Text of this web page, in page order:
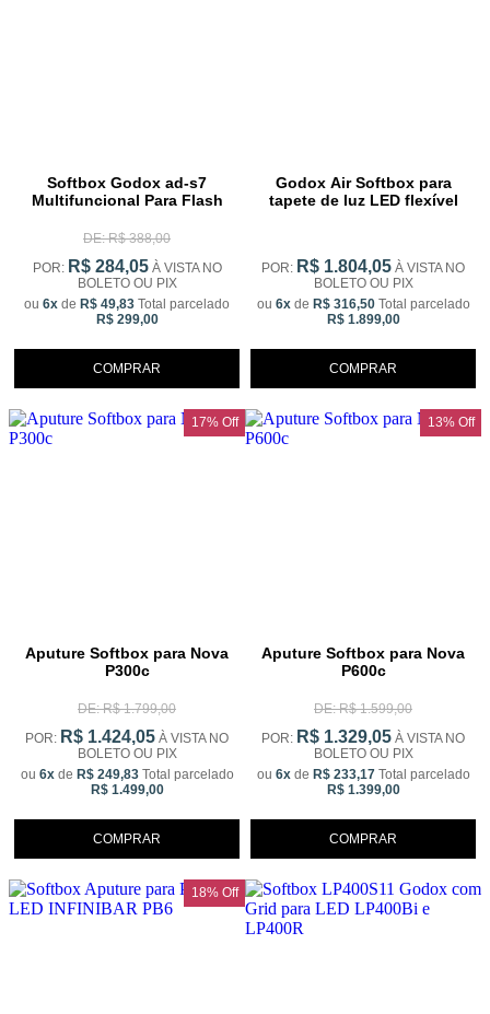
Softbox Godox ad-s7
Multifuncional Para Flash
DE: R$ 388,00
POR: R$ 284,05À VISTA NO
BOLETO OU PIX
ou 6x de R$ 49,83 Total parcelado
R$ 299,00
COMPRAR
Godox Air Softbox para
tapete de luz LED flexível
POR: R$ 1.804,05 À VISTA NO
BOLETO OU PIX
ou 6xde R$ 316,50Total parcelado
R$ 1.899,00
COMPRAR
17% Off
Aputure Softbox para Nova
P300c
DE: R$ 1.799,00
POR: R$ 1.424,05 À VISTA NO
BOLETO OU PIX
ou 6xde R$ 249,83Total parcelado
R$ 1.499,00
COMPRAR
13% Off
Aputure Softbox para Nova
P600c
DE: R$ 1.599,00
POR: R$ 1.329,05 À VISTA NO
BOLETO OU PIX
ou 6xde R$ 233,17Total parcelado
R$ 1.399,00
COMPRAR
18% Off